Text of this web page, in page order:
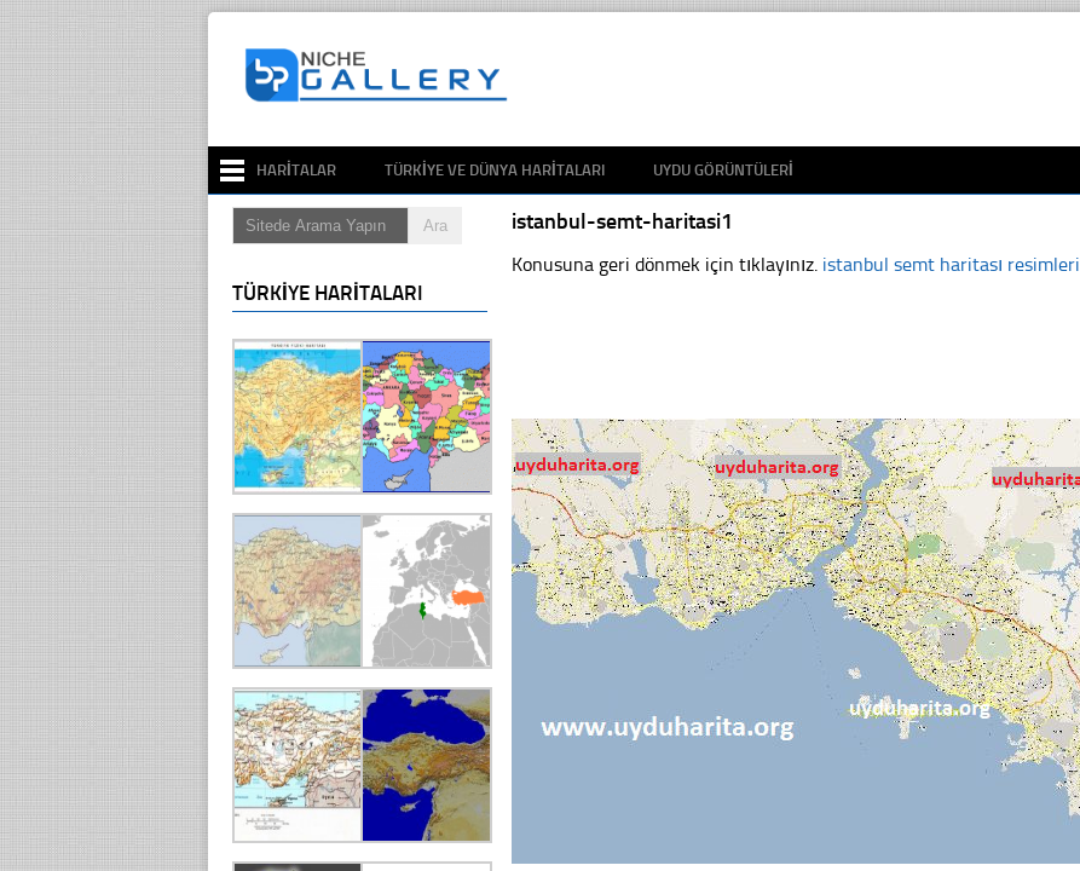
HARITALAR TÜRKIYE VE DÜNYA HARITALARI UYDU GÖRÜNTÜLERI
istanbul-semt-haritasi1
Konusuna geri dönmek için tıklayınız. istanbul semt haritası resimleri
TÜRKIYE HARITALARI